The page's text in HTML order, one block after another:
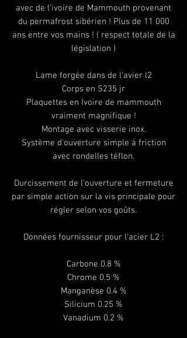
avec de l'ivoire de Mammouth provenant
du permafrost sibérien ! Plus de 11 000
ans entre vos mains ! ( respect totale de la
législation )
Lame forgée dans de l'avier l2
Corps en S235 jr
Plaquettes en Ivoire de mammouth
vraiment magnifique !
Montage avec visserie inox.
Système d'ouverture simple à friction
avec rondelles téflon.
Durcissement de l'ouverture et fermeture
par simple action sur la vis principale pour
régler selon vos goûts.
Données fournisseur pour l'acier L2 :
Carbone 0.8 %
Chrome 0.5 %
Manganèse 0.4 %
Silicium 0.25 %
Vanadium 0.2 %